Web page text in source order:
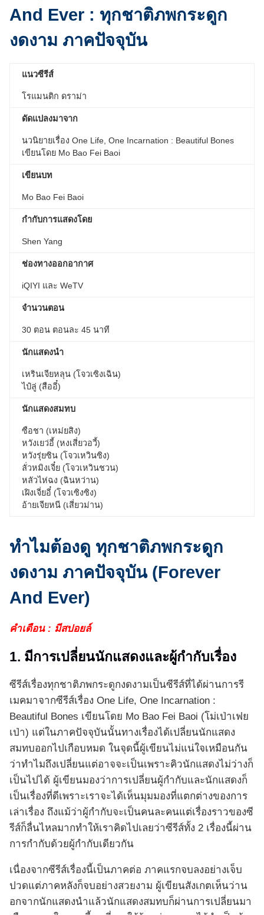
And Ever : ทุกชาติภพกระดูก
งดงาม ภาคปัจจุบัน
แนวซีรีส์
โรแมนติก ดราม่า
ดัดแปลงมาจาก
นวนิยายเรื่อง One Life, One Incarnation : Beautiful Bones
เขียนโดย Mo Bao Fei Baoi
เขียนบท
Mo Bao Fei Baoi
กำกับการแสดงโดย
Shen Yang
ช่องทางออกอากาศ
iQIYI และ WeTV
จำนวนตอน
30 ตอน ตอนละ 45 นาที
นักแสดงนำ
เหรินเจียหลุน (โจวเซิงเฉิน)
ไป๋ลู่ (สืออี๋)
นักแสดงสมทบ
ซือชา (เหม่ยสิง)
หวังเยว่อี้ (หงเสี่ยวอวี้)
หวังรุ่ยซิน (โจวเหวินซิง)
ลั่วหมิงเจี๋ย (โจวเหวินชวน)
หลัวไห่ฉง (ฉินหว่าน)
เฝิงเจี่ยอี๋ (โจวเซิงซิง)
อ้ายเจียหนี (เสี่ยวม่าน)
ทำไมต้องดู ทุกชาติภพกระดูก
งดงาม ภาคปัจจุบัน (Forever
And Ever)
คำเตือน : มีสปอยล์
1. มีการเปลี่ยนนักแสดงและผู้กำกับเรื่อง
ซีรีส์เรื่องทุกชาติภพกระดูกงดงามเป็นซีรีส์ที่ได้ผ่านการรี
เมคมาจากซีรีส์เรื่อง One Life, One Incarnation :
Beautiful Bones เขียนโดย Mo Bao Fei Baoi (โม่เป่าเฟย
เป่า) แต่ในภาคปัจจุบันนั้นทางเรื่องได้เปลี่ยนนักแสดง
สมทบออกไปเกือบหมด ในจุดนี้ผู้เขียนไม่แน่ใจเหมือนกัน
ว่าทำไมถึงเปลี่ยนแต่อาจจะเป็นเพราะคิวนักแสดงไม่ว่างก็
เป็นไปได้ ผู้เขียนมองว่าการเปลี่ยนผู้กำกับและนักแสดงก็
เป็นเรื่องที่ดีเพราะเราจะได้เห็นมุมมองที่แตกต่างของการ
เล่าเรื่อง ถึงแม้ว่าผู้กำกับจะเป็นคนละคนแต่เรื่องราวของซี
รีส์ก็ลื่นไหลมากทำให้เราคิดไปเลยว่าซีรีส์ทั้ง 2 เรื่องนี้ผ่าน
การกำกับด้วยผู้กำกับเดียวกัน
เนื่องจากซีรีส์เรื่องนี้เป็นภาคต่อ ภาคแรกจบลงอย่างเจ็บ
ปวดแต่ภาคหลังก็จบอย่างสวยงาม ผู้เขียนสังเกตเห็นว่าน
อกจากนักแสดงนำแล้วนักแสดงสมทบก็ผ่านการเปลี่ยนมา